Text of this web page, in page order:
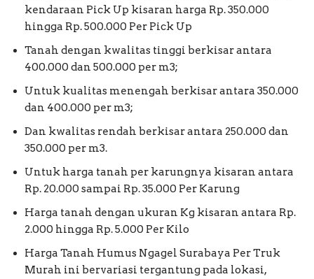
kendaraan Pick Up kisaran harga Rp. 350.000
hingga Rp. 500.000 Per Pick Up
Tanah dengan kwalitas tinggi berkisar antara
400.000 dan 500.000 per m3;
Untuk kualitas menengah berkisar antara 350.000
dan 400.000 per m3;
Dan kwalitas rendah berkisar antara 250.000 dan
350.000 per m3.
Untuk harga tanah per karungnya kisaran antara
Rp. 20.000 sampai Rp. 35.000 Per Karung
Harga tanah dengan ukuran Kg kisaran antara Rp.
2.000 hingga Rp. 5.000 Per Kilo
Harga Tanah Humus Ngagel Surabaya Per Truk
Murah ini bervariasi tergantung pada lokasi,